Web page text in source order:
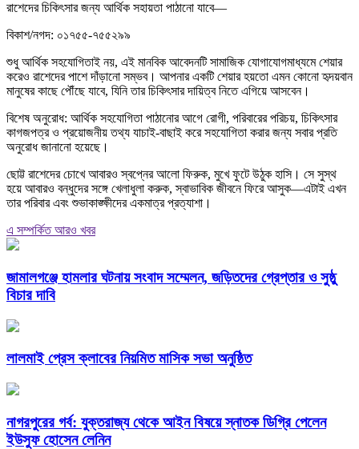
রাশেদের চিকিৎসার জন্য আর্থিক সহায়তা পাঠানো যাবে—
বিকাশ/নগদ: ০১৭৫৫-৭৫৫২৯৯
শুধু আর্থিক সহযোগিতাই নয়, এই মানবিক আবেদনটি সামাজিক যোগাযোগমাধ্যমে শেয়ার
করেও রাশেদের পাশে দাঁড়ানো সম্ভব। আপনার একটি শেয়ার হয়তো এমন কোনো হৃদয়বান
মানুষের কাছে পৌঁছে যাবে, যিনি তার চিকিৎসার দায়িত্ব নিতে এগিয়ে আসবেন।
বিশেষ অনুরোধ: আর্থিক সহযোগিতা পাঠানোর আগে রোগী, পরিবারের পরিচয়, চিকিৎসার
কাগজপত্র ও প্রয়োজনীয় তথ্য যাচাই-বাছাই করে সহযোগিতা করার জন্য সবার প্রতি
অনুরোধ জানানো হয়েছে।
ছোট্ট রাশেদের চোখে আবারও স্বপ্নের আলো ফিরুক, মুখে ফুটে উঠুক হাসি। সে সুস্থ
হয়ে আবারও বন্ধুদের সঙ্গে খেলাধুলা করুক, স্বাভাবিক জীবনে ফিরে আসুক—এটাই এখন
তার পরিবার এবং শুভাকাঙ্ক্ষীদের একমাত্র প্রত্যাশা।
এ সম্পর্কিত আরও খবর
জামালগঞ্জে হামলার ঘটনায় সংবাদ সম্মেলন, জড়িতদের গ্রেপ্তার ও সুষ্ঠু
বিচার দাবি
লালমাই প্রেস ক্লাবের নিয়মিত মাসিক সভা অনুষ্ঠিত
নাগরপুরের গর্ব: যুক্তরাজ্য থেকে আইন বিষয়ে স্নাতক ডিগ্রি পেলেন
ইউসুফ হোসেন লেনিন